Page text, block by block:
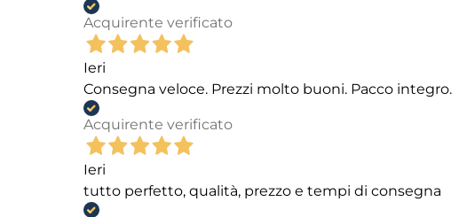
Acquirente verificato
Ieri
Consegna veloce. Prezzi molto buoni. Pacco integro.
Acquirente verificato
Ieri
tutto perfetto, qualità, prezzo e tempi di consegna